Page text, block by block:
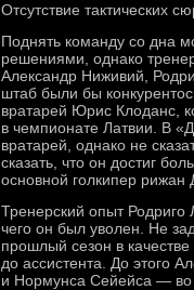
Отсутствие тактических
Поднять команду со дна
решениями, однако
Александр Ниживий,
штаб были бы
вратарей Юрис Клоданс,
в чемпионате Латвии. В
вратарей, однако не
сказать, что он достиг
основной голкипер рижан
Тренерский опыт Родриго
чего он был уволен. Не
прошлый сезон в
до ассистента. До этого
и Нормунса Сейейса — во